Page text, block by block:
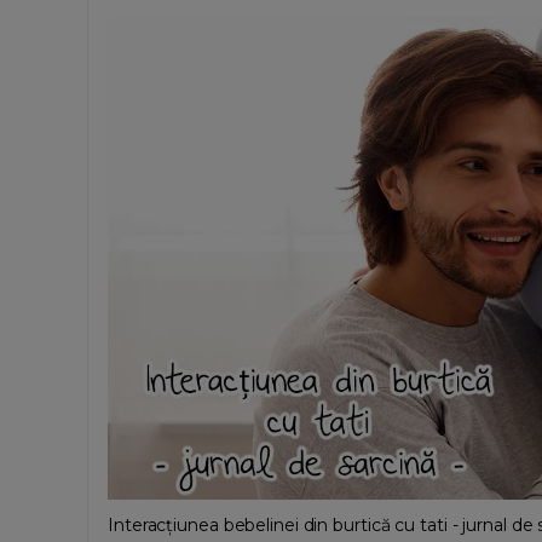
Interacțiunea bebelinei din burtică cu tati - jurnal de